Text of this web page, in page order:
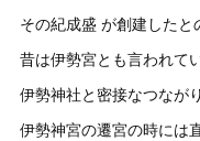
その紀成盛 が創建した
昔は伊勢宮とも言われて
伊勢神社と密接なつなが
伊勢神宮の遷宮の時には